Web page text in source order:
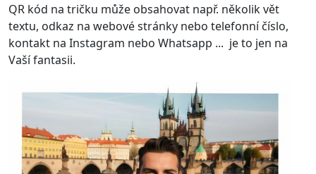
QR kód na tričku může obsahovat např. několik vět
textu, odkaz na webové stránky nebo telefonní číslo,
kontakt na Instagram nebo Whatsapp ... je to jen na
Vaší fantasii.